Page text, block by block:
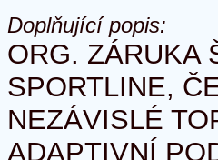
Doplňující popis:
ORG. ZÁRUKA
SPORTLINE,
NEZÁVISLÉ
ADAPTIVNÍ